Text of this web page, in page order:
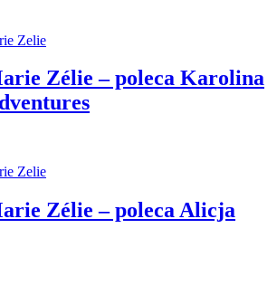
Zelie
Zélie – poleca Karolina
Zelie
Zélie – poleca Alicja